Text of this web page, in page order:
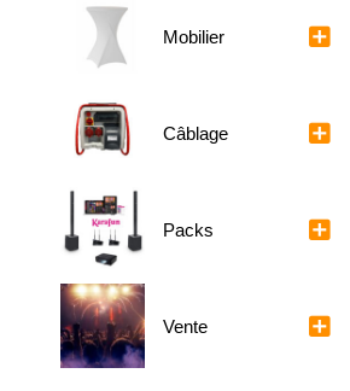
Mobilier
Câblage
Packs
Vente